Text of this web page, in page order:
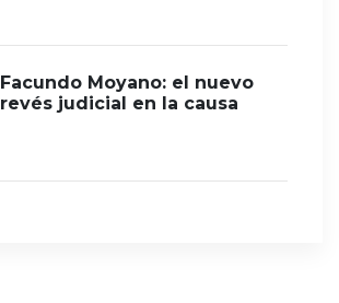
Facundo Moyano: el nuevo
revés judicial en la causa